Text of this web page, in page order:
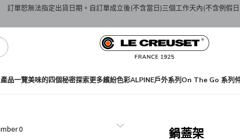
訂單恕無法指定出貨日期。自訂單成立後(不含當日)三個工作天內(不含例假
產品一覽美味的四個秘密探索更多繽紛色彩ALPINE戶外系列On The Go 系列
鍋蓋架